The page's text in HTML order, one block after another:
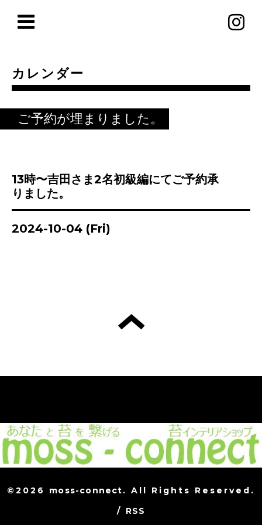
カレンダー
ご予約が埋まりました。
13時〜吉田さま2名初級編にてご予約承
りました。
2024-10-04 (Fri)
©2026 moss-connect. All Rights Reserved.
/ RSS